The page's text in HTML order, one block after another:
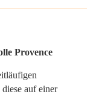
Provence
auf einer